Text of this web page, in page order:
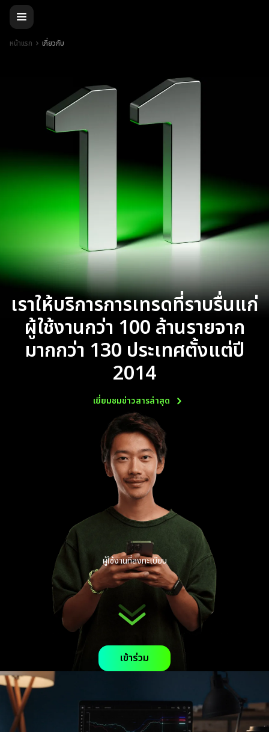
หน้าแรก เกี่ยวกับ
เราให้บริการการเทรดที่ราบรื่นแก่
ผู้ใช้งานกว่า 100 ล้านรายจาก
มากกว่า 130 ประเทศตั้งแต่ปี
2014
เยี่ยมชมข่าวสารล่าสุด
ผู้ใช้งานที่ลงทะเบียน
เข้าร่วม